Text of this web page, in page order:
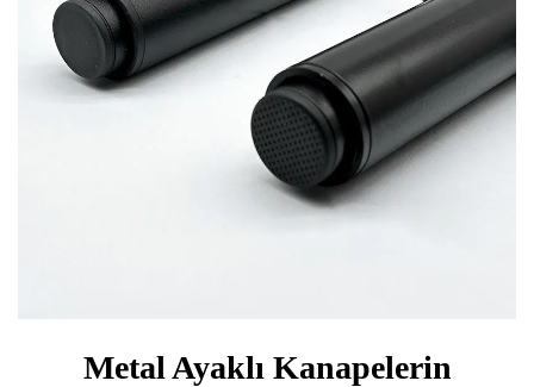
Metal Ayaklı Kanapelerin